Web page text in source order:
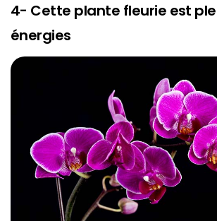
4- Cette plante fleurie est
énergies